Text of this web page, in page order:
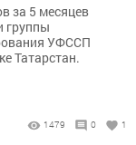
за 5 месяцев
группы
УФССП
Татарстан.
1479 0 1